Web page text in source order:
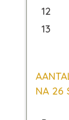
12
13
NA 26